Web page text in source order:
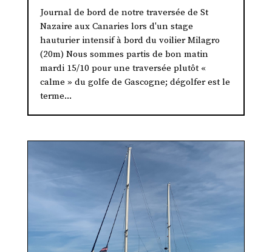
Journal de bord de notre traversée de St
Nazaire aux Canaries lors d'un stage
hauturier intensif à bord du voilier Milagro
(20m) Nous sommes partis de bon matin
mardi 15/10 pour une traversée plutôt «
calme » du golfe de Gascogne; dégolfer est le
terme...